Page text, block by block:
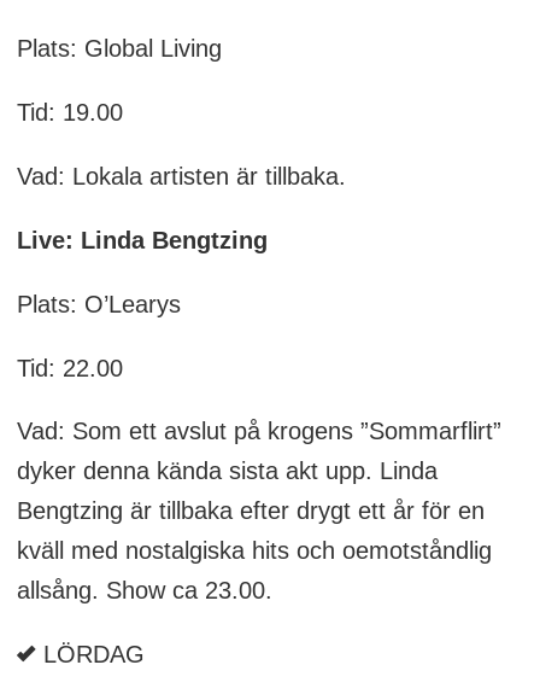
Plats: Global Living
Tid: 19.00
Vad: Lokala artisten är tillbaka.
Live: Linda Bengtzing
Plats: O’Learys
Tid: 22.00
Vad: Som ett avslut på krogens ”Sommarflirt”
dyker denna kända sista akt upp. Linda
Bengtzing är tillbaka efter drygt ett år för en
kväll med nostalgiska hits och oemotståndlig
allsång. Show ca 23.00.
LÖRDAG